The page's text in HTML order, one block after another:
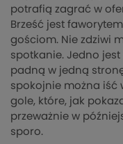
potrafią zagrać w
Brześć jest
gościom. Nie zdziwi
spotkanie. Jedno
padną w jedną
spokojnie można iść
gole, które, jak
przeważnie w
sporo.